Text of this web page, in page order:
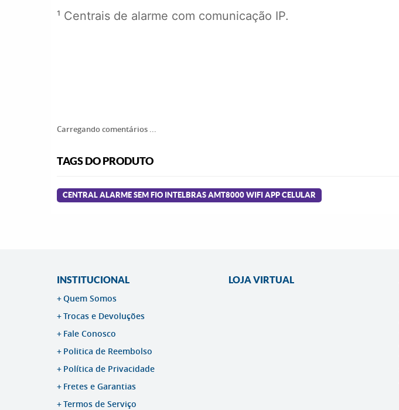
¹ Centrais de alarme com comunicação IP.
Carregando comentários ...
TAGS DO PRODUTO
CENTRAL ALARME SEM FIO INTELBRAS AMT8000 WIFI APP CELULAR
INSTITUCIONAL
Quem Somos
Trocas e Devoluções
Fale Conosco
Politica de Reembolso
Política de Privacidade
Fretes e Garantias
Termos de Serviço
LOJA VIRTUAL